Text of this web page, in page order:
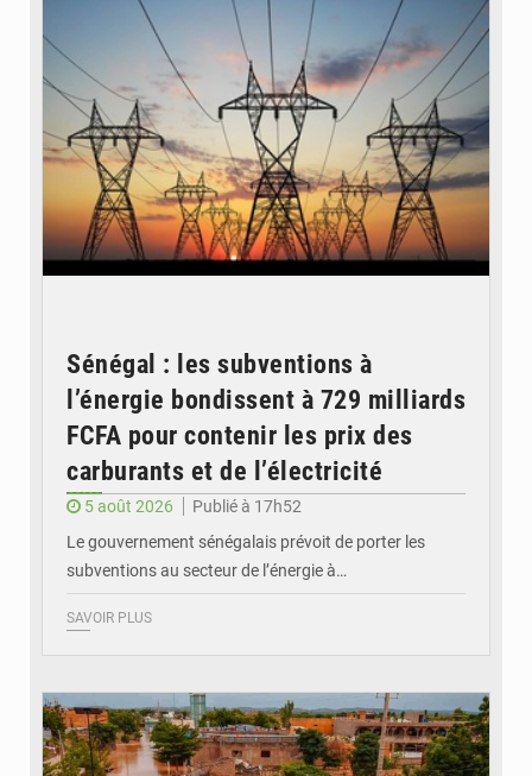
Sénégal : les subventions à
l’énergie bondissent à 729 milliards
FCFA pour contenir les prix des
carburants et de l’électricité
5 août 2026
Publié à 17h52
Le gouvernement sénégalais prévoit de porter les
subventions au secteur de l’énergie à…
SAVOIR PLUS